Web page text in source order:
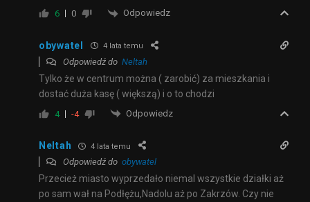
6 0 Odpowiedz
obywatel 4 lata temu
Odpowiedź do Neltah
Tylko że w centrum można ( zarobić) za mieszkania i
dostać duża kasę ( większą) i o to chodzi
4 -4 Odpowiedz
Neltah 4 lata temu
Odpowiedź do obywatel
Przecież miasto wyprzedało niemal wszystkie działki aż
po sam wał na Podłężu,Nadolu aż po Zakrzów. Czy nie